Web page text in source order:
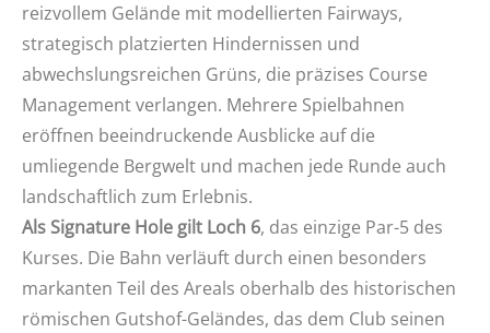
reizvollem Gelände mit modellierten Fairways,
strategisch platzierten Hindernissen und
abwechslungsreichen Grüns, die präzises Course
Management verlangen. Mehrere Spielbahnen
eröffnen beeindruckende Ausblicke auf die
umliegende Bergwelt und machen jede Runde auch
landschaftlich zum Erlebnis.
Als Signature Hole gilt Loch 6, das einzige Par-5 des
Kurses. Die Bahn verläuft durch einen besonders
markanten Teil des Areals oberhalb des historischen
römischen Gutshof-Geländes, das dem Club seinen